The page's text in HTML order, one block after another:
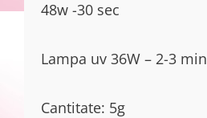
48w -30 sec
Lampa uv 36W – 2-3 min
Cantitate: 5g